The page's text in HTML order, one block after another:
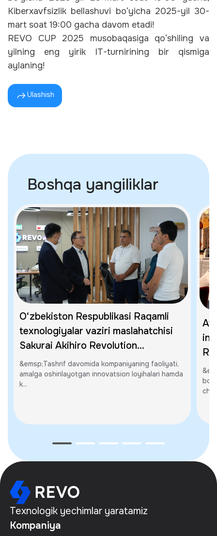
Kiberxavfsizlik bellashuvi bo‘yicha 2025-yil 30-
mart soat 19:00 gacha davom etadi!
REVO CUP 2025 musobaqasiga qo‘shiling va
yilning eng yirik IT-turnirining bir qismiga
aylaning!
Ulashish
Boshqa yangiliklar
O‘zbekiston Respublikasi Raqamli
texnologiyalar vaziri maslahatchisi
Sakurai Akihiro Revolution
Global'ning Xorazm viloyatidagi
ofisiga tashrif buyurdi
&emsp;Tashrif davomida kompaniyaning faoliyati,
amalga oshirilayotgan innovatsion loyihalari hamda
k...
Texnologik yechimlar yaratamiz
Kompaniya